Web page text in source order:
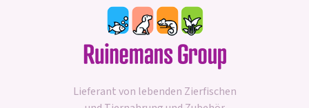
Lieferant von lebenden Zierfischen